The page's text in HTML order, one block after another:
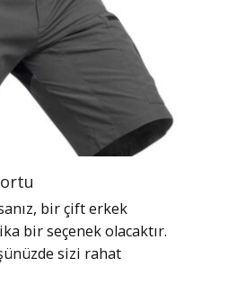
bir çift erkek
bir seçenek olacaktır.
sizi rahat